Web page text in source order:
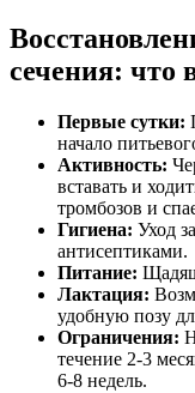
сечения: что
Первые сутки:
начало
Активность:
вставать и
тромбозов и
Гигиена: Уход
антисептиками.
Питание:
Лактация:
удобную позу
Ограничения:
течение 2-3
6-8 недель.